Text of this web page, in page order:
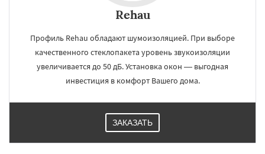
Rehau
Профиль Rehau обладают шумоизоляцией. При выборе
качественного стеклопакета уровень звукоизоляции
увеличивается до 50 дБ. Установка окон — выгодная
инвестиция в комфорт Вашего дома.
ЗАКАЗАТЬ